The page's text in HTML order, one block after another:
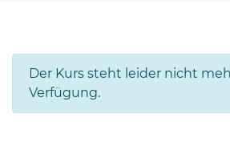
Der Kurs steht leider nicht
Verfügung.